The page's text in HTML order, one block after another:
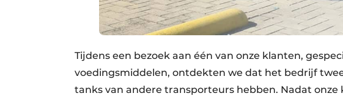
Tijdens een bezoek aan één van onze klanten,
voedingsmiddelen, ontdekten we dat het bedrijf
tanks van andere transporteurs hebben. Nadat